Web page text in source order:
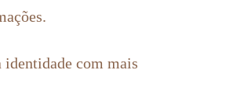
identidade com mais